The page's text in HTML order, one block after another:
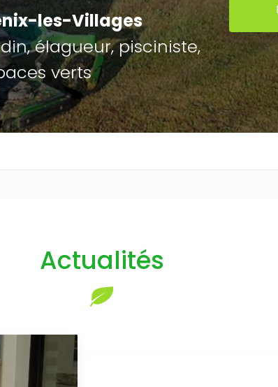
les-Villages
élagueur, pisciniste,
verts
Actualités